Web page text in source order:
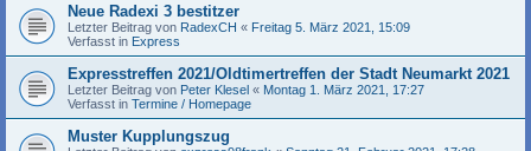
Neue Radexi 3 bestitzer
Letzter Beitrag von RadexCH « Freitag 5. März 2021, 15:09
Verfasst in Express
Expresstreffen 2021/Oldtimertreffen der Stadt Neumarkt 2021
Letzter Beitrag von Peter Klesel « Montag 1. März 2021, 17:27
Verfasst in Termine / Homepage
Muster Kupplungszug